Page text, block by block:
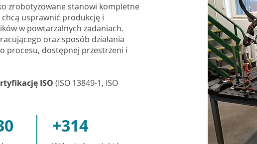
zrobotyzowane stanowi kompletne
usprawnić produkcję i
w powtarzalnych zadaniach.
oraz sposób działania
procesu, dostępnej przestrzeni i
ISO (ISO 13849-1, ISO
+314